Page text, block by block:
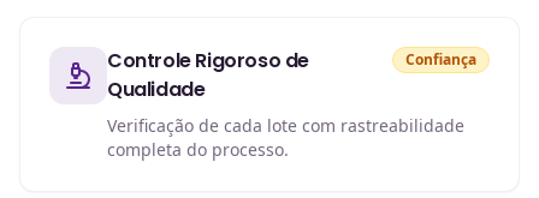
Controle Rigoroso de
Qualidade
Confiança
Verificação de cada lote com rastreabilidade
completa do processo.